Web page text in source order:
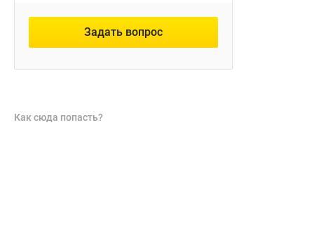
Задать вопрос
Как сюда попасть?